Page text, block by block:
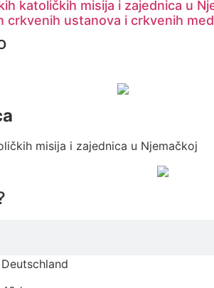
katoličkih misija i zajednica u
crkvenih ustanova i crkvenih
misija i zajednica u Njemačkoj